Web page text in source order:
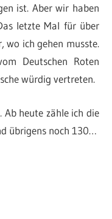
ist. Aber wir haben
letzte Mal für über
wo ich gehen musste.
Deutschen Roten
würdig vertreten.
heute zähle ich die
übrigens noch 130…